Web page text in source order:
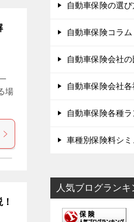
場
自動車保険の選び
自動車保険コラム
自動車保険会社の
自動車保険会社
自動車保険各種
車種別保険料シ
人気ブログランキ